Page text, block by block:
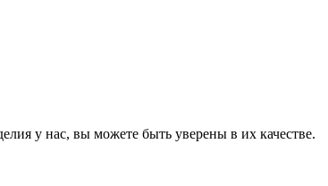
у нас, вы можете быть уверены в их качестве.